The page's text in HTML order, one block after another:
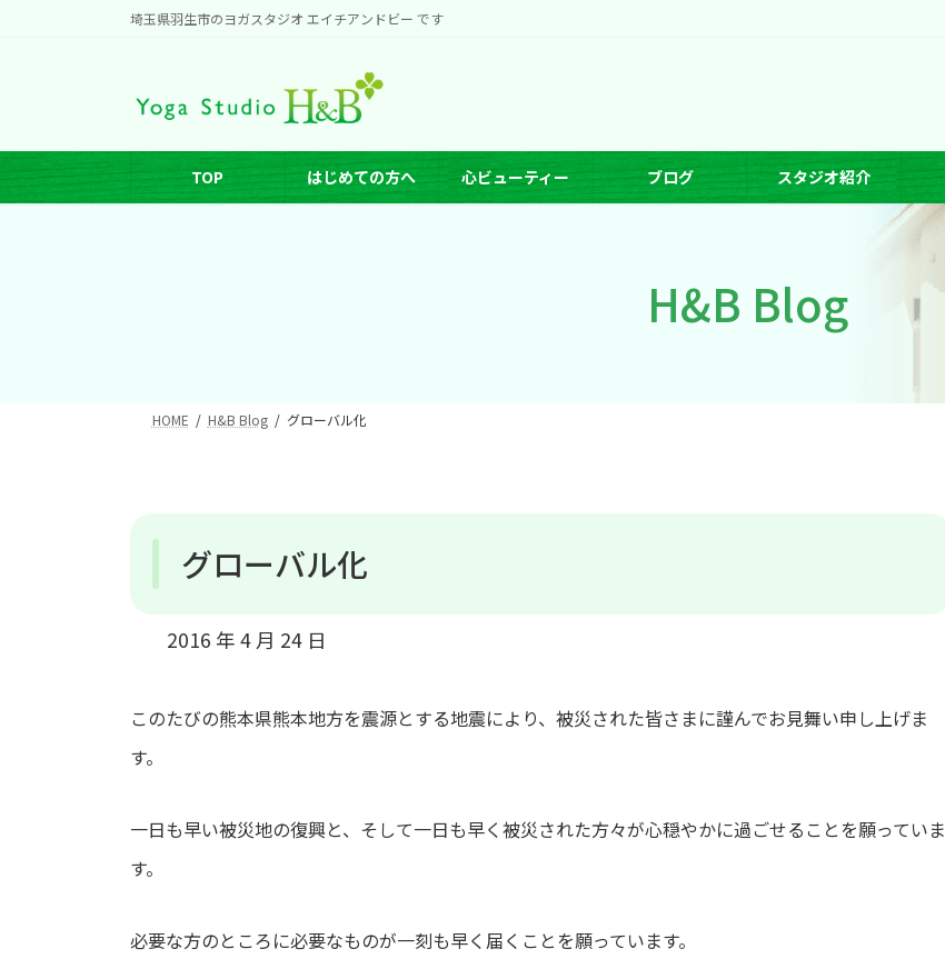
ツ
へ
ス
シ
ョ
ン
埼玉県羽生市のヨガスタジオ エイチアンドビー です
TOP はじめての方へ 心ビューティー ブログ スタジオ紹介
H&B Blog
HOME H&B Blog グローバル化
グローバル化
2016 年 4 月 24 日
このたびの熊本県熊本地方を震源とする地震により、被災された皆さまに謹んでお見舞い申し上げま
す。
一日も早い被災地の復興と、そして一日も早く被災された方々が心穏やかに過ごせることを願っていま
す。
必要な方のところに必要なものが一刻も早く届くことを願っています。